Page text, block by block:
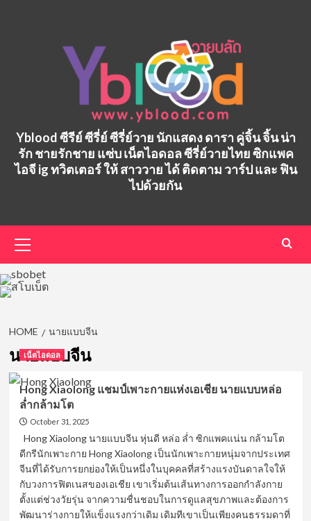
Yblood ซีรีย์ ซีรี่ย์ ซีรี่ย์วาย นักแสดง ดารา คู่จิ้น จิ้น น่า
รัก ชายรักชาย แซ่บ เน็ตไอดอล ซีรี่ย์วายไทย ซิกแพค
ไอจี ig ทวิตเตอร์ ให้ สาววาย ได้ ติดตาม วาร์ป และ ฟิน
ไปด้วยกัน
Menu
HOME นายแบบจีน
นายแบบจีน
เน็ตไอดอล
Hong Xiaolong แชมป์เพาะกายแห่งเอเชีย นายแบบหล่อ
ล่ำกล้ามโต
October 31, 2025
Hong Xiaolong นายแบบจีน หุ่นดี หล่อ ล่ำ ซิกแพคแน่น กล้ามโต
ดีกรีนักเพาะกาย Hong Xiaolong เป็นนักเพาะกายหนุ่มจากประเทศ
จีนที่ได้รับการยกย่องให้เป็นหนึ่งในบุคคลที่สร้างแรงบันดาลใจให้
กับวงการฟิตเนสของเอเชีย เขาเริ่มต้นเส้นทางการออกกำลังกาย
ตั้งแต่ช่วงวัยรุ่น จากความชื่นชอบในการดูแลสุขภาพและต้องการ
พัฒนาร่างกายให้แข็งแรงกว่าเดิม เดิมทีเขาเป็นเพียงคนธรรมดาที่